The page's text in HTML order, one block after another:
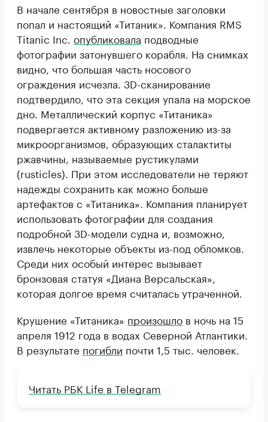
В начале сентября в новостные заголовки
попал и настоящий «Титаник». Компания RMS
Titanic Inc. опубликовала подводные
фотографии затонувшего корабля. На снимках
видно, что большая часть носового
ограждения исчезла. 3D-сканирование
подтвердило, что эта секция упала на морское
дно. Металлический корпус «Титаника»
подвергается активному разложению из-за
микроорганизмов, образующих сталактиты
ржавчины, называемые рустикулами
(rusticles). При этом исследователи не теряют
надежды сохранить как можно больше
артефактов с «Титаника». Компания планирует
использовать фотографии для создания
подробной 3D-модели судна и, возможно,
извлечь некоторые объекты из-под обломков.
Среди них особый интерес вызывает
бронзовая статуя «Диана Версальская»,
которая долгое время считалась утраченной.
Крушение «Титаника» произошло в ночь на 15
апреля 1912 года в водах Северной Атлантики.
В результате погибли почти 1,5 тыс. человек.
Читать РБК Life в Telegram